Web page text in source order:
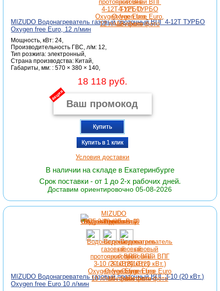
MIZUDO Водонагреватель газовый проточный ВПГ 4-12Т ТУРБО
Oxygen free Euro, 12 л/мин
Мощность, кВт: 24,
Производительность ГВС, л/м: 12,
Тип розжига: электронный,
Страна производства: Китай,
Габариты, мм: : 570 × 380 × 140,
18 118 руб.
акция
Купить
Купить в 1 клик
Условия доставки
В наличии на складе в Екатеринбурге
Срок поставки - от 1 до 2-х рабочих дней.
Доставим ориентировочно 05-08-2026
MIZUDO Водонагреватель газовый проточный ВПГ 3-10 (20 кВт.)
Oxygen free Euro 10 л/мин